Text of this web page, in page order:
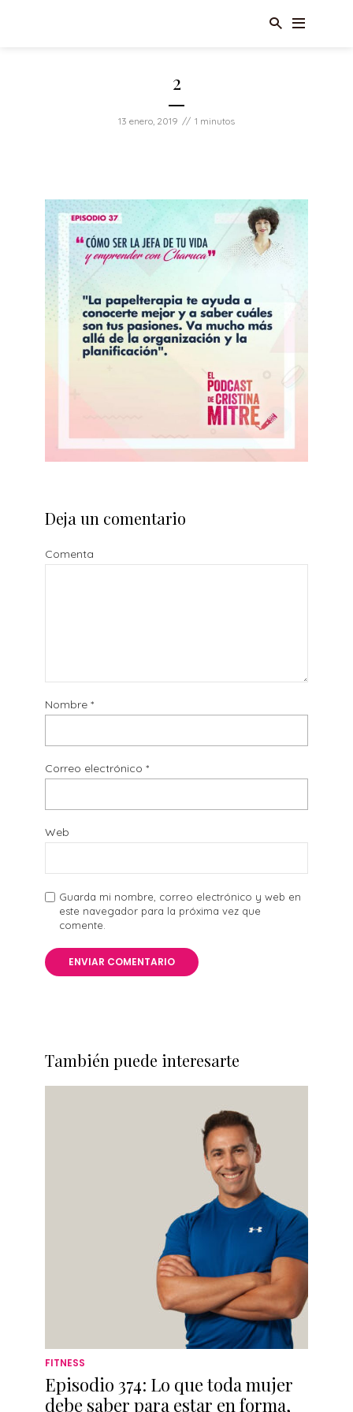
2
13 enero, 2019 1 minutos
Deja un comentario
Comenta
Nombre *
Correo electrónico *
Web
Guarda mi nombre, correo electrónico y web en
este navegador para la próxima vez que
comente.
También puede interesarte
FITNESS
Episodio 374: Lo que toda mujer
debe saber para estar en forma,